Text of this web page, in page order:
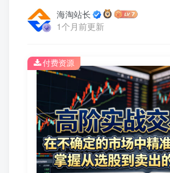
海淘站长
1个月前更新
付费资源